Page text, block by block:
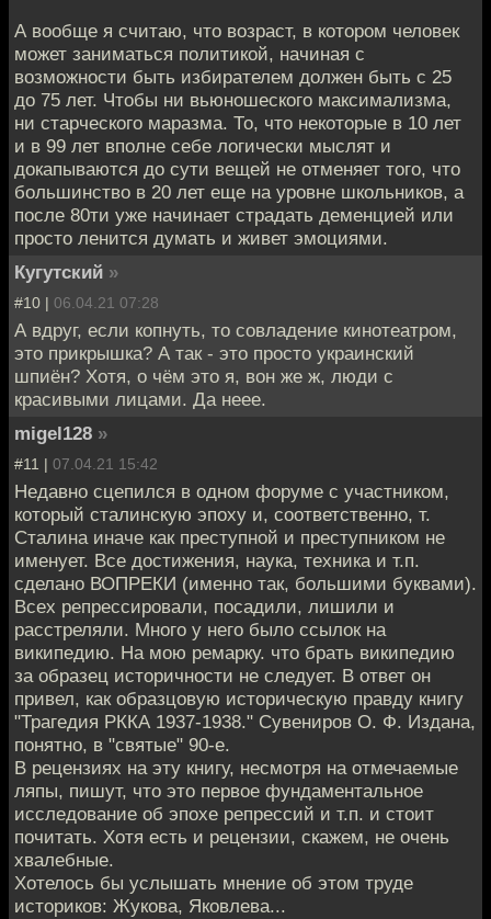
А вообще я считаю, что возраст, в котором человек
может заниматься политикой, начиная с
возможности быть избирателем должен быть с 25
до 75 лет. Чтобы ни вьюношеского максимализма,
ни старческого маразма. То, что некоторые в 10 лет
и в 99 лет вполне себе логически мыслят и
докапываются до сути вещей не отменяет того, что
большинство в 20 лет еще на уровне школьников, а
после 80ти уже начинает страдать деменцией или
просто ленится думать и живет эмоциями.
Кугутский »
#10 | 06.04.21 07:28
А вдруг, если копнуть, то совладение кинотеатром,
это прикрышка? А так - это просто украинский
шпиён? Хотя, о чём это я, вон же ж, люди с
красивыми лицами. Да неее.
migel128 »
#11 | 07.04.21 15:42
Недавно сцепился в одном форуме с участником,
который сталинскую эпоху и, соответственно, т.
Сталина иначе как преступной и преступником не
именует. Все достижения, наука, техника и т.п.
сделано ВОПРЕКИ (именно так, большими буквами).
Всех репрессировали, посадили, лишили и
расстреляли. Много у него было ссылок на
википедию. На мою ремарку. что брать википедию
за образец историчности не следует. В ответ он
привел, как образцовую историческую правду книгу
"Трагедия РККА 1937-1938." Сувениров О. Ф. Издана,
понятно, в "святые" 90-е.
В рецензиях на эту книгу, несмотря на отмечаемые
ляпы, пишут, что это первое фундаментальное
исследование об эпохе репрессий и т.п. и стоит
почитать. Хотя есть и рецензии, скажем, не очень
хвалебные.
Хотелось бы услышать мнение об этом труде
историков: Жукова, Яковлева...